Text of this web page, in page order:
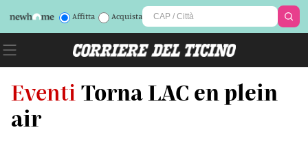
Affitta Acquista
Eventi Torna LAC en plein
air